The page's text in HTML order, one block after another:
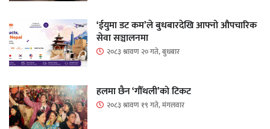
‘ईयुमा डट कम’ले बुधबारदेखि आफ्नो औपचारिक
सेवा सञ्चालनमा
२०८३ श्रावण २० गते, बुधबार
हलमा छैन ‘गौँथली’को टिकट
२०८३ श्रावण १९ गते, मंगलवार